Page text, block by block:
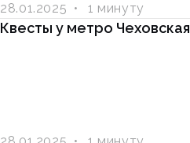
28.01.2025 1 минуту
Квесты у метро Чеховская